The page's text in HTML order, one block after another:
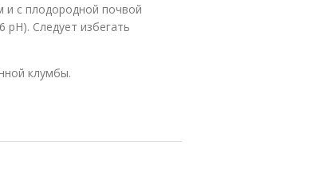
с плодородной почвой
рН). Следует избегать
клумбы.